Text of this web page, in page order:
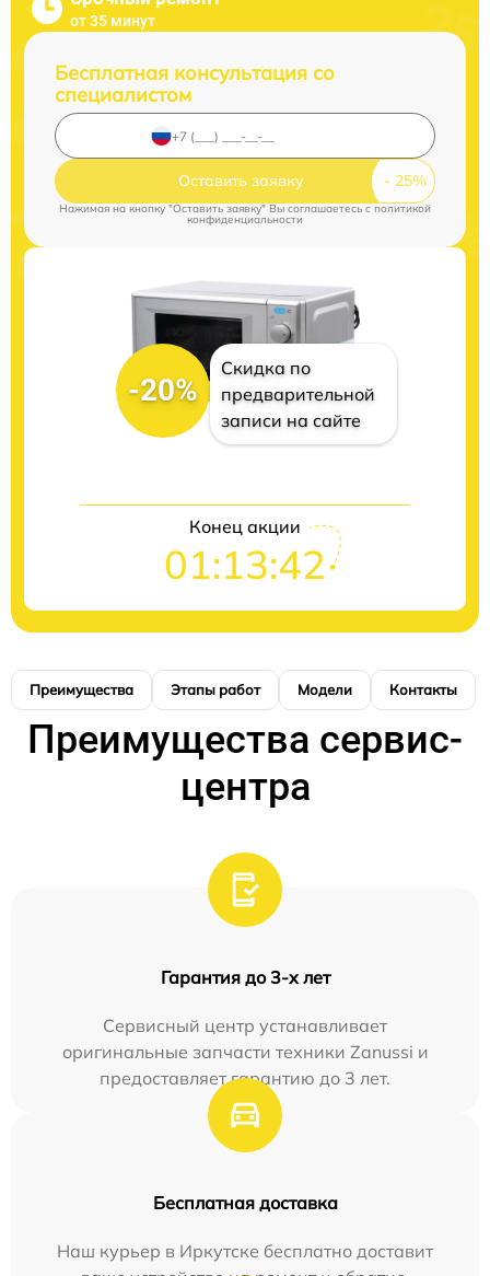
от 35 минут
Бесплатная консультация со
специалистом
Оставить заявку
Нажимая на кнопку "Оставить заявку" Вы соглашаетесь cполитикой
конфиденциальности
-20%
Скидка по
предварительной
записи на сайте
Конец акции
01:13:41
Преимущества Этапы работ Модели Контакты
Преимущества сервис-
центра
Гарантия до 3-х лет
Сервисный центр устанавливает
оригинальные запчасти техники Zanussi и
предоставляет гарантию до 3 лет.
Бесплатная доставка
Наш курьер в Иркутске бесплатно доставит